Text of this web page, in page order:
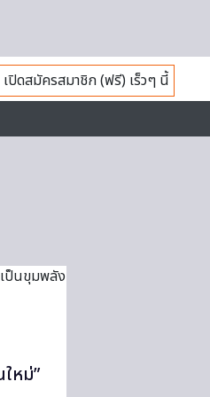
เปิดสมัครสมาชิก (ฟรี) เร็วๆ นี้
หม่”